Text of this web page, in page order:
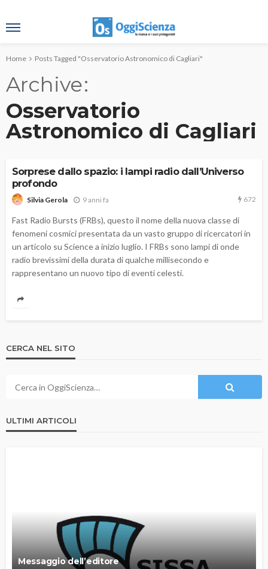
Home Posts Tagged "Osservatorio Astronomico di Cagliari"
Archive
Osservatorio
Astronomico di Cagliari
Sorprese dallo spazio: i lampi radio dall’Universo
profondo
Silvia Gerola 9 anni fa 672
Fast Radio Bursts (FRBs), questo il nome della nuova classe di
fenomeni cosmici presentata da un vasto gruppo di ricercatori in
un articolo su Science a inizio luglio. I FRBs sono lampi di onde
radio brevissimi della durata di qualche millisecondo e
rappresentano un nuovo tipo di eventi celesti.
CERCA NEL SITO
ULTIMI ARTICOLI
Messaggio dell’editore